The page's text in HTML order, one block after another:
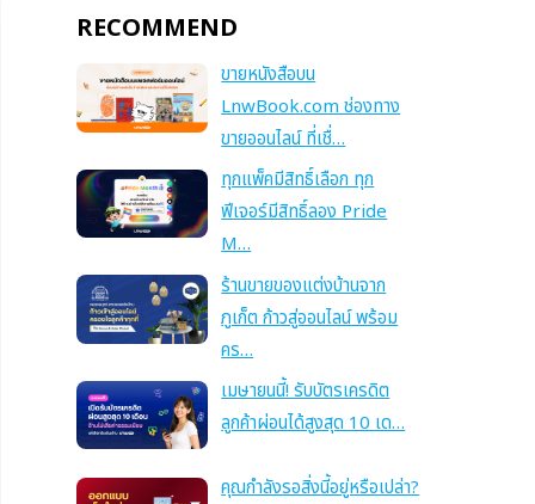
RECOMMEND
ขายหนังสือบน
LnwBook.com ช่องทาง
ขายออนไลน์ ที่เชื่…
ทุกแพ็คมีสิทธิ์เลือก ทุก
ฟีเจอร์มีสิทธิ์ลอง Pride
M…
ร้านขายของแต่งบ้านจาก
ภูเก็ต ก้าวสู่ออนไลน์ พร้อม
คร…
เมษายนนี้! รับบัตรเครดิต
ลูกค้าผ่อนได้สูงสุด 10 เด…
คุณกำลังรอสิ่งนี้อยู่หรือเปล่า?